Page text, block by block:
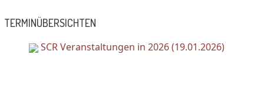
TERMINÜBERSICHTEN
SCR Veranstaltungen in 2026 (19.01.2026)